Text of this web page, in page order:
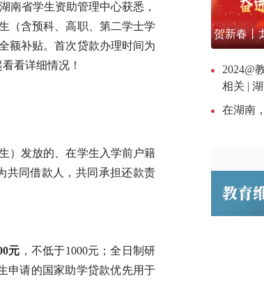
南省学生资助管理中心获悉，
（含预科、高职、第二学士学
额补贴。首次贷款办理时间为
看详细情况！
）发放的、在学生入学前户籍
共同借款人，共同承担还款责
元 ，不低于1000元；全日制研
申请的国家助学贷款优先用于
贺新春丨
2024@
相关 |
在湖南